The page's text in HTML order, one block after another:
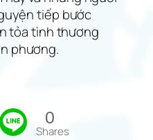
tiếp bước
tỏa tình thương
phương.
0
Shares